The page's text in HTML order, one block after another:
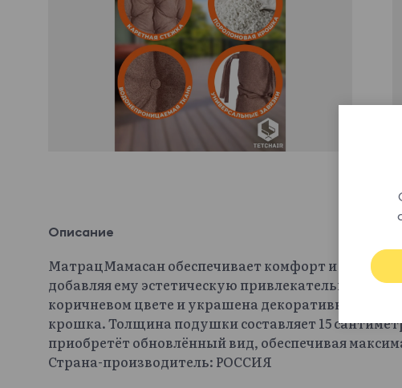
Описание
МатрацМамасан обеспечивает комфорт и стиль.
добавляя ему эстетическую привлекательность.
коричневом цвете и украшена декоративными
крошка. Толщина подушки составляет 15
приобретёт обновлённый вид, обеспечивая
Страна-производитель: РОССИЯ